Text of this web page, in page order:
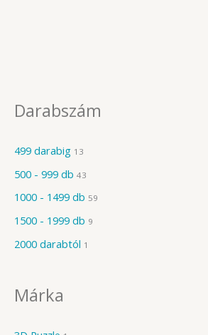
Darabszám
499 darabig 13
500 - 999 db 43
1000 - 1499 db 59
1500 - 1999 db 9
2000 darabtól 1
Márka